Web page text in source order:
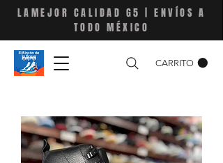
LAMEJOR CALIDAD G5 | ENVÍOS A
TODO MÉXICO
CARRITO